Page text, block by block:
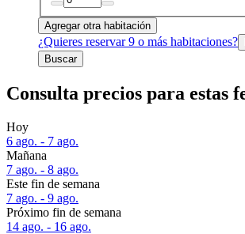
Agregar otra habitación
¿Quieres reservar 9 o más habitaciones?
Buscar
Consulta precios para estas
Hoy
6 ago. - 7 ago.
Mañana
7 ago. - 8 ago.
Este fin de semana
7 ago. - 9 ago.
Próximo fin de semana
14 ago. - 16 ago.